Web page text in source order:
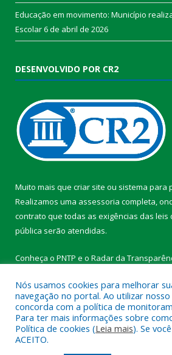
Educação em movimento: Município
Escolar6 de abril de 2026
DESENVOLVIDO POR CR2
Muito mais que criar site ou sistema para
Realizamos uma assessoria completa,
contrato que todas as exigências das leis
pública serão atendidas.
Conheça o PNTP e o Radar da
Todos os direitos reservados a
Medicilândia.
Nós usamos cookies para melhorar
navegação no portal. Ao utilizar
concorda com a política de
Para ter mais informações sobre
Política de cookies (Leia mais). Se
ACEITO.